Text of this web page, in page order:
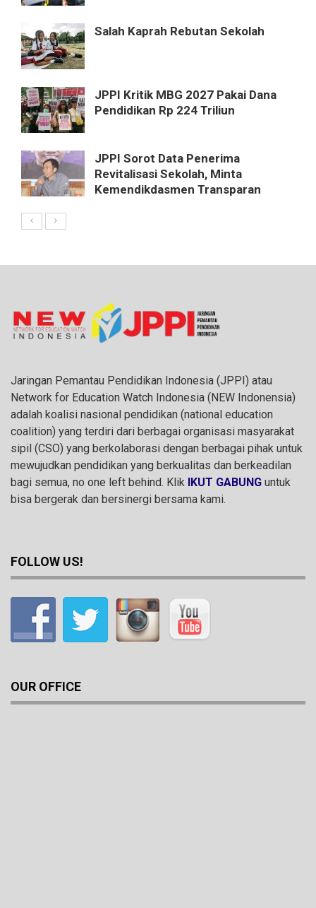
Salah Kaprah Rebutan Sekolah
JPPI Kritik MBG 2027 Pakai Dana
Pendidikan Rp 224 Triliun
JPPI Sorot Data Penerima
Revitalisasi Sekolah, Minta
Kemendikdasmen Transparan
Jaringan Pemantau Pendidikan Indonesia (JPPI) atau
Network for Education Watch Indonesia (NEW Indonensia)
adalah koalisi nasional pendidikan (national education
coalition) yang terdiri dari berbagai organisasi masyarakat
sipil (CSO) yang berkolaborasi dengan berbagai pihak untuk
mewujudkan pendidikan yang berkualitas dan berkeadilan
bagi semua, no one left behind. Klik IKUT GABUNG untuk
bisa bergerak dan bersinergi bersama kami.
FOLLOW US!
OUR OFFICE